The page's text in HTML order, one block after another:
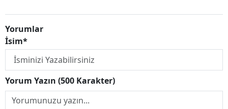
Yorumlar
İsim*
Yorum Yazın (500 Karakter)